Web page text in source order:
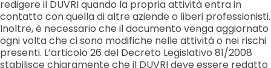
redigere il DUVRI quando la propria attività entra in
contatto con quella di altre aziende o liberi professionisti.
Inoltre, è necessario che il documento venga aggiornato
ogni volta che ci sono modifiche nelle attività o nei rischi
presenti. L’articolo 26 del Decreto Legislativo 81/2008
stabilisce chiaramente che il DUVRI deve essere redatto